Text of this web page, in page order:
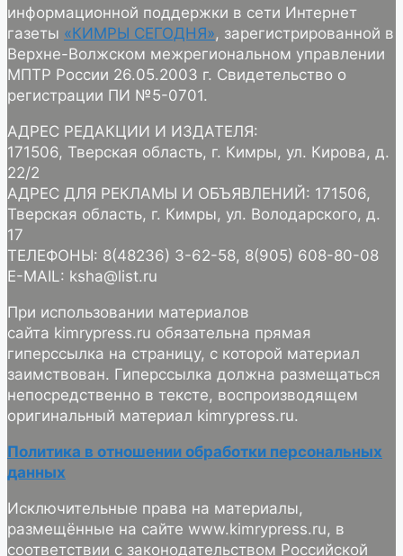
информационной поддержки в сети Интернет
газеты «КИМРЫ СЕГОДНЯ», зарегистрированной в
Верхне-Волжском межрегиональном управлении
МПТР России 26.05.2003 г. Свидетельство о
регистрации ПИ №5-0701.
АДРЕС РЕДАКЦИИ И ИЗДАТЕЛЯ:
171506, Тверская область, г. Кимры, ул. Кирова, д.
22/2
АДРЕС ДЛЯ РЕКЛАМЫ И ОБЪЯВЛЕНИЙ: 171506,
Тверская область, г. Кимры, ул. Володарского, д.
17
ТЕЛЕФОНЫ: 8(48236) 3-62-58, 8(905) 608-80-08
E-MAIL: ksha@list.ru
При использовании материалов
сайта kimrypress.ru обязательна прямая
гиперссылка на страницу, с которой материал
заимствован. Гиперссылка должна размещаться
непосредственно в тексте, воспроизводящем
оригинальный материал kimrypress.ru.
Политика в отношении обработки персональных
данных
Исключительные права на материалы,
размещённые на сайте www.kimrypress.ru, в
соответствии с законодательством Российской